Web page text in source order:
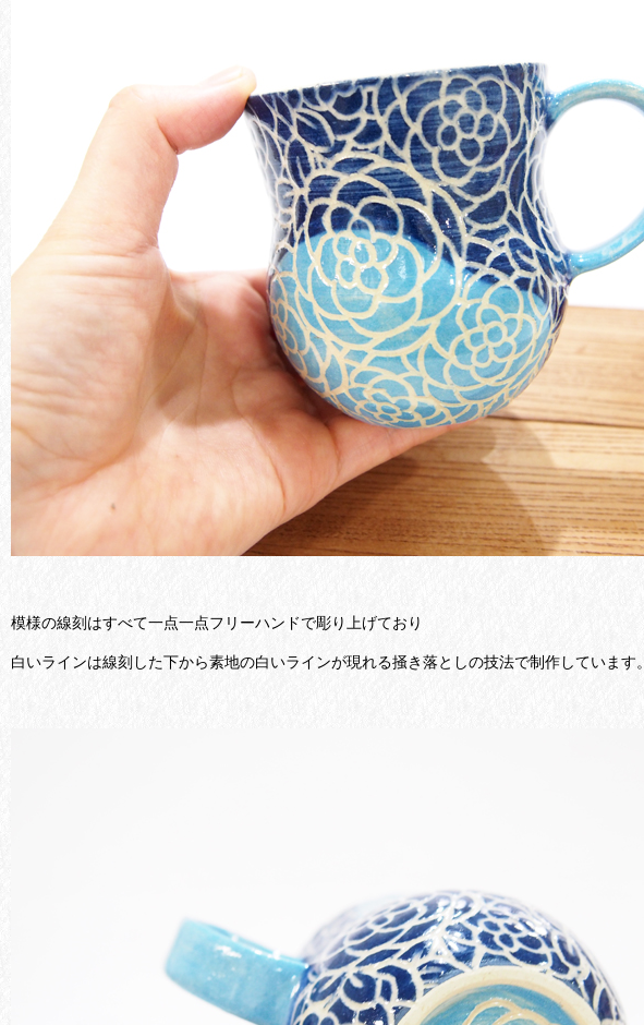
模様の線刻はすべて一点一点フリーハンドで彫り上げており
白いラインは線刻した下から素地の白いラインが現れる掻き落としの技法で制作しています。